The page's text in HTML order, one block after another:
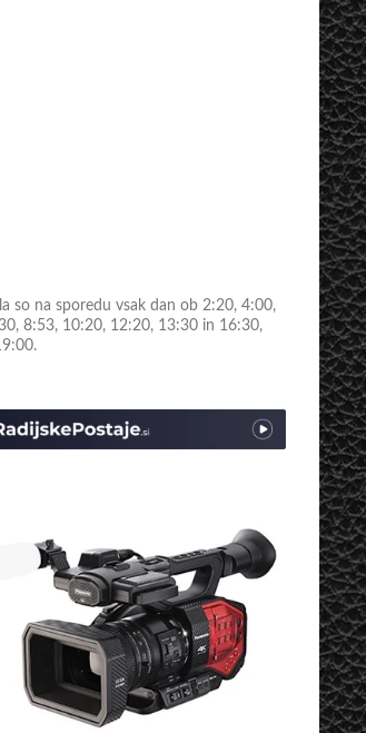
so na sporedu vsak dan ob 2:20, 4:00,
8:53, 10:20, 12:20, 13:30 in 16:30,